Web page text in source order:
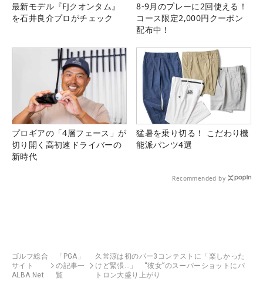
最新モデル『FJクオンタム』
を石井良介プロがチェック
8-9月のプレーに2回使える！
コース限定2,000円クーポン
配布中！
プロギアの「4層フェース」が
切り開く高初速ドライバーの
新時代
猛暑を乗り切る！ こだわり機
能派パンツ4選
Recommended by
ゴルフ総合
サイト
ALBA Net
「PGA」
の記事一
覧
久常涼は初のパー3コンテストに「楽しかった
けど緊張…」 “彼女”のスーパーショットにパ
トロン大盛り上がり